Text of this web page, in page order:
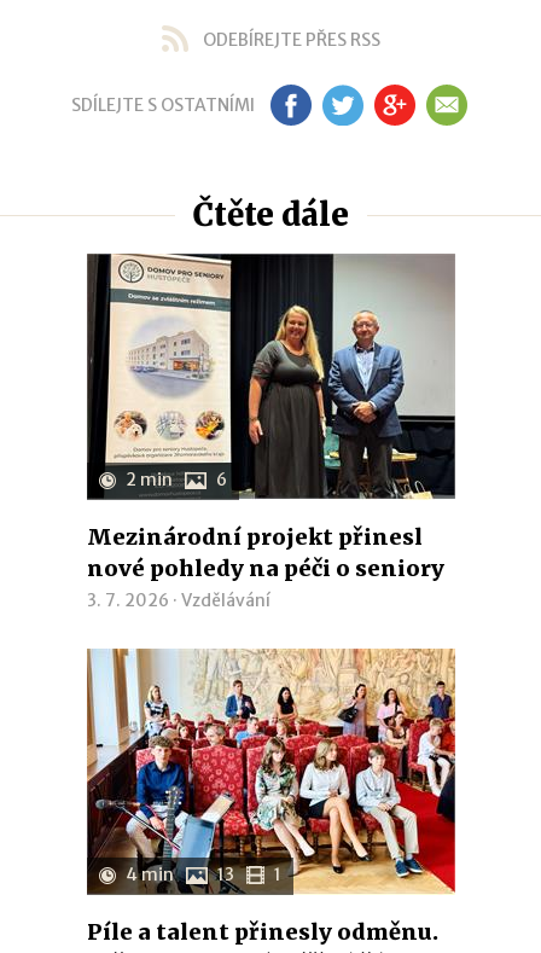
ODEBÍREJTE PŘES RSS
SDÍLEJTE S OSTATNÍMI FB TW GP EM
Čtěte dále
2 min 6
Mezinárodní projekt přinesl
nové pohledy na péči o seniory
3. 7. 2026 · Vzdělávání
4 min 13 1
Píle a talent přinesly odměnu.